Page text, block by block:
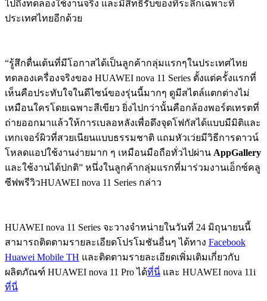
ไปถึงทดลองใช้งานจริง และมีสิทธิ์รับของที่ระลึกเฉพาะที่
ประเทศไทยอีกด้วย
“รู้สึกตื่นเต้นที่มีโอกาสได้เป็นลูกค้ากลุ่มแรกๆในประเทศไทย
ทดลองเครื่องจริงของ HUAWEI nova 11 Series ตั้งแต่ครั้งแรกที่
เห็นคือประทับใจในดีไซน์ของรุ่นนี้มากๆ ดูมีสไตล์แตกต่างไม่
เหมือนใครโดยเฉพาะสีเขียว ยิ่งไปกว่านั้นคือกล้องพอร์ตเทรตที่
ถ่ายออกมาแล้วให้การเบลอหลังเพื่อดึงจุดโฟกัสได้แบบมีมิติและ
เทกเจอร์ผิวที่สวยเนียนแบบธรรมชาติ แถมหัวเว่ยมีวิธีการดาวน์
โหลดแอปใช้งานง่ายมาก ๆ เหมือนมือถือทั่วไปผ่าน AppGallery
และใช้งานได้ปกติ” หนึ่งในลูกค้ากลุ่มแรกที่มาร่วมงานเอ็กซ์คลู
ซีฟพรีวิวHUAWEI nova 11 Series กล่าว
HUAWEI nova 11 Series จะวางจำหน่ายในวันที่ 24 มิถุนายนนี้
สามารถติดตามรายละเอียดโปรโมชันอื่นๆ ได้ทาง Facebook
Huawei Mobile TH และติดตามรายละเอียดเพิ่มเติมเกี่ยวกับ
ผลิตภัณฑ์ HUAWEI nova 11 Pro ได้ที่นี่ และ HUAWEI nova 11i
ที่นี่